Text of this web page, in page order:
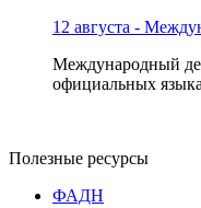
12 августа -
Международный
официальных
Полезные ресурсы
ФАДН